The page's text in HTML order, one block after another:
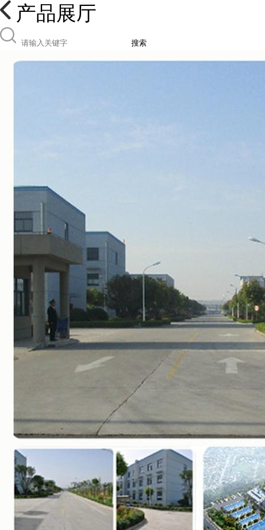
产品展厅
搜索